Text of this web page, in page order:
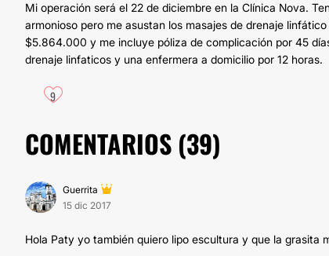
Mi operación será el 22 de diciembre en la Clínica Nova.
armonioso pero me asustan los masajes de drenaje
$5.864.000 y me incluye póliza de complicación por 45
drenaje linfaticos y una enfermera a domicilio por 12 horas.
9
COMENTARIOS (39)
Guerrita
15 dic 2017
Hola Paty yo también quiero lipo escultura y que la grasita